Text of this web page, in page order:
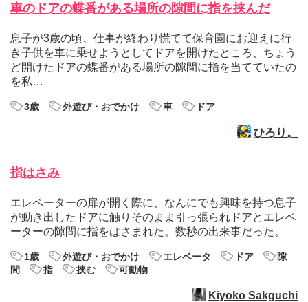
車のドアの蝶番がある場所の隙間に指を挟んだ
息子が3歳の頃、仕事が終わり慌てて保育園にお迎えに行
き子供を車に乗せようとしてドアを開けたところ、ちょう
ど開けたドアの蝶番がある場所の隙間に指を当てていたの
を私…
3歳 外遊び・おでかけ 車 ドア
ひろり。
指はさみ
エレベーターの扉が開く際に、なんにでも興味を持つ息子
が動き出したドアに触りそのまま引っ張られドアとエレベ
ーターの隙間に指をはさまれた。数秒の出来事だった。
1歳 外遊び・おでかけ エレベータ ドア
隙
間
指 挟む 可動物
Kiyoko Sakguchi